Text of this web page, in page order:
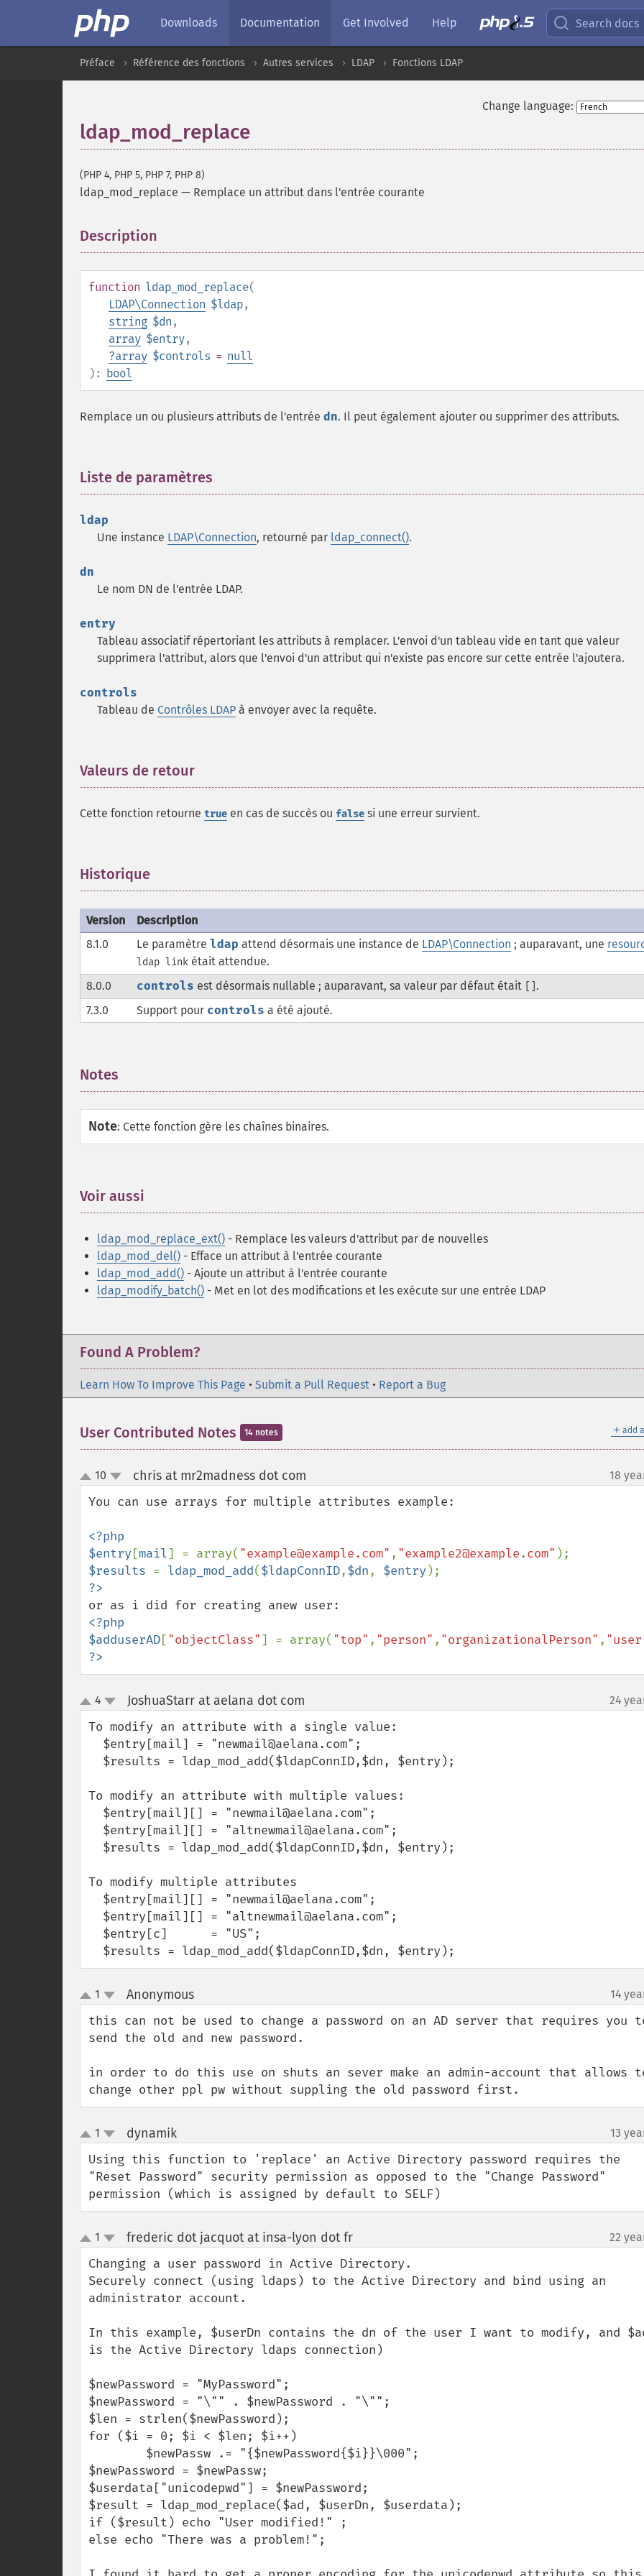
Downloads Documentation Get Involved Help Search docs
Préface Référence des fonctions Autres services LDAP Fonctions LDAP
Change language:
ldap_mod_replace
(PHP 4, PHP 5, PHP 7, PHP 8)
ldap_mod_replace — Remplace un attribut dans l'entrée courante
Description
function ldap_mod_replace(
LDAP\Connection $ldap,
string $dn ,
array $entry,
?array $controls = null
): bool
Remplace un ou plusieurs attributs de l'entrée dn. Il peut également ajouter ou supprimer des attributs.
Liste de paramètres
ldap
Une instance LDAP\Connection, retourné par ldap_connect().
dn
Le nom DN de l'entrée LDAP.
entry
Tableau associatif répertoriant les attributs à remplacer. L'envoi d'un tableau vide en tant que valeur
supprimera l'attribut, alors que l'envoi d'un attribut qui n'existe pas encore sur cette entrée l'ajoutera.
controls
Tableau de Contrôles LDAP à envoyer avec la requête.
Valeurs de retour
Cette fonction retourne true en cas de succès ou false si une erreur survient.
Historique
Version
Description
8.1.0
Le paramètre ldap attend désormais une instance de LDAP\Connection ; auparavant, une
ldap link était attendue.
8.0.0
controls est désormais nullable ; auparavant, sa valeur par défaut était
.
7.3.0
Support pour controls a été ajouté.
Notes
Note: Cette fonction gère les chaînes binaires.
Voir aussi
ldap_mod_replace_ext() - Remplace les valeurs d'attribut par de nouvelles
ldap_mod_del() - Efface un attribut à l'entrée courante
ldap_mod_add() - Ajoute un attribut à l'entrée courante
ldap_modify_batch() - Met en lot des modifications et les exécute sur une entrée LDAP
Found A Problem?
Learn How To Improve This Page • Submit a Pull Request • Report a Bug
＋ add
User Contributed Notes 14 notes
up
down
10 chris at mr2madness dot com 18
You can use arrays for multiple attributes example:
<?php
$entry [mail] = array( "example@example.com" , "example2@example.com"
$results = ldap_mod_add($ldapConnID,$dn, $entry
<?php
$adduserAD["objectClass"] = array( "top" , "person" , "organizationalPerson" ,
?>
up
down
4 JoshuaStarr at aelana dot com 24
To modify an attribute with a single value:
To modify an attribute with multiple values:
To modify multiple attributes
  $results = ldap_mod_add($ldapConnID,$dn, $entry);
up
down
1 Anonymous¶ 14
this can not be used to change a password on an AD server that requires you
send the old and new password.
in order to do this use on shuts an sever make an admin-account that allows
change other ppl pw without suppling the old password first.
up
down
1 dynamik¶ 13
Using this function to 'replace' an Active Directory password requires the
"Reset Password" security permission as opposed to the "Change Password"
permission (which is assigned by default to SELF)
up
down
1 frederic dot jacquot at insa-lyon dot fr¶ 22
Changing a user password in Active Directory.
Securely connect (using ldaps) to the Active Directory and bind using an
administrator account.
In this example, $userDn contains the dn of the user I want to modify, and
is the Active Directory ldaps connection)
$newPassword = "MyPassword";
$newPassword = "\"" . $newPassword . "\"";
$len = strlen($newPassword);
for ($i = 0; $i < $len; $i++)
$newPassword = $newPassw;
$userdata["unicodepwd"] = $newPassword;
$result = ldap_mod_replace($ad, $userDn, $userdata);
if ($result) echo "User modified!" ;
else echo "There was a problem!";